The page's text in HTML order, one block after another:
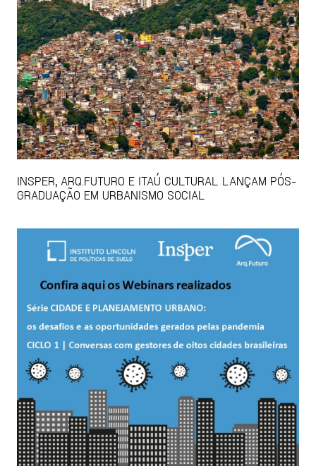
INSPER, ARQ.FUTURO E ITAÚ CULTURAL LANÇAM PÓS-
GRADUAÇÃO EM URBANISMO SOCIAL